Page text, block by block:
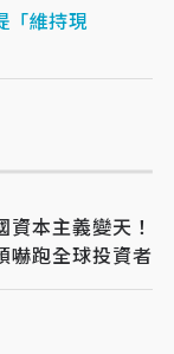
維持現
資本主義變天！
嚇跑全球投資者